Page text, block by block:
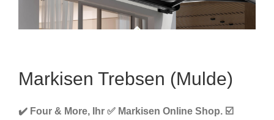
Markisen Trebsen (Mulde)
✔️ Four & More, Ihr ✅ Markisen Online Shop. ☑️